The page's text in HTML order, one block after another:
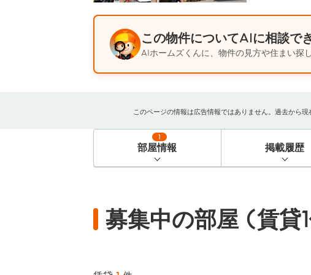
この物件についてAIに相談で
AIホームズくんに、物件の見方や住まい探
このページの情報は広告情報ではありません。過去から
部屋情報
1
掲載履歴
募集中の部屋 (賃貸